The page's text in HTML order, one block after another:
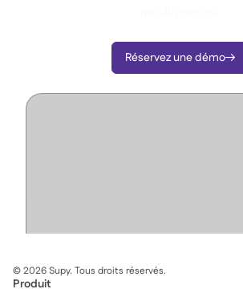
Réservez une démo
Produit
©2026Supy. Tous droits réservés.